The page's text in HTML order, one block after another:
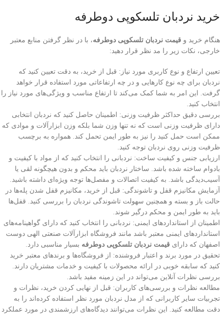
خرید نردبان تلسکوپی دوطرفه
هنگام خرید و قیمت نردبان تلسکوپی دوطرفه، با در نظر گرفتن منابع معتبر
خارجی، نکات زیر را مد نظر قرار دهید:
تعیین ارتفاع و نوع کاربری مورد نیاز: قبل از خرید، به دقت تعیین کنید که
نردبان برای چه نوع کارهایی و در چه ارتفاعاتی مورد استفاده قرار خواهد
گرفت. این امر به شما کمک می‌کند تا ارتفاع مناسب و ویژگی‌های مورد نیاز را
انتخاب کنید.
بررسی دقیق حداکثر ظرفیت وزنی: اطمینان حاصل کنید که نردبان انتخابی
دارای ظرفیت وزنی است که نه تنها وزن شما بلکه وزن ابزارآلات و موادی که
ممکن است حمل کنید را نیز به طور ایمن تحمل کند. همواره به برچسب
ظرفیت وزنی روی نردبان توجه کنید.
ارزیابی جنس و کیفیت ساخت: نردبانی را انتخاب کنید که از مواد با کیفیت و
بادوام ساخته شده باشد. ساختار نردبان باید محکم و بدون هیچگونه لقی یا
آسیب‌دیدگی باشد. به کیفیت اتصالات و مفصل‌ها توجه ویژه‌ای داشته باشید.
آزمایش مکانیزم قفل و تاشوندگی: قبل از خرید، مکانیزم قفل شدن پله‌ها در
حالت باز و بسته و همچنین سهولت تاشوندگی نردبان را بررسی کنید. قفل‌ها
باید به طور ایمن و محکم درگیر شوند.
اطمینان از استانداردهای ایمنی: نردبانی را انتخاب کنید که دارای گواهینامه‌های
استانداردهای ایمنی معتبر باشد مانند فروشگاه ابزارآلات صنعتی الهی دوست
اصفهان که دارای قیمت نردبان تلسکوپی دوطرفه بسیار مناسبی دارد.
تحقیق در مورد برند و اعتبار فروشنده: از فروشگاه‌ها و برندهای معتبر خرید
کنید که سابقه خوبی در ارائه محصولات با کیفیت و خدمات مشتریان دارند.
بررسی نظرات آنلاین می‌تواند در این زمینه مفید باشد.
مطالعه نظرات و بررسی‌های کاربران: قبل از نهایی کردن خرید، نظرات و
تجربیات سایر کاربرانی که از مدل نردبان مورد نظر استفاده کرده‌اند را به
دقت مطالعه کنید. این نظرات می‌توانند دیدگاه‌های ارزشمندی در مورد عملکرد